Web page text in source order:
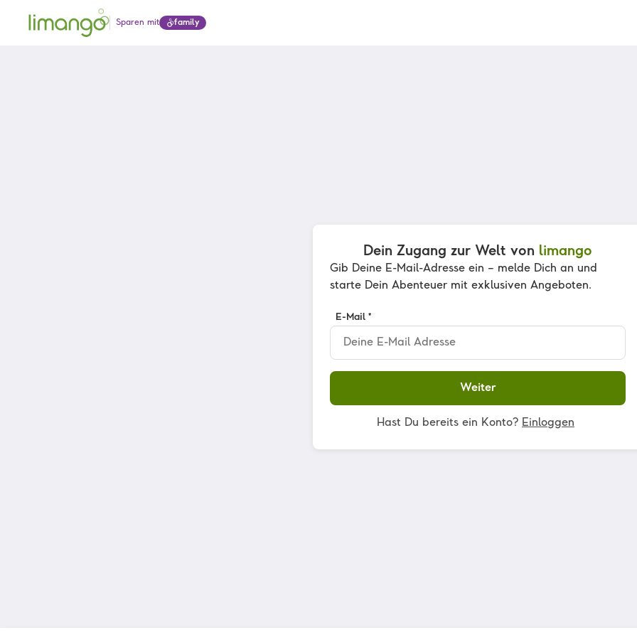
Sparen mit
family
Dein Zugang zur Welt von limango
Gib Deine E-Mail-Adresse ein – melde Dich an und
starte Dein Abenteuer mit exklusiven Angeboten.
E-Mail *
Weiter
Hast Du bereits ein Konto? Einloggen